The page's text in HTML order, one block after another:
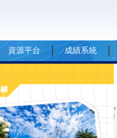
資源平台 成績系統